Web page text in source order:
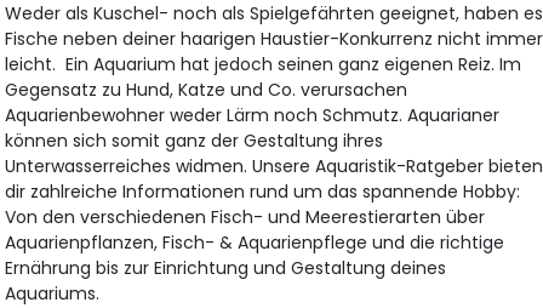
Weder als Kuschel- noch als Spielgefährten geeignet, haben es
Fische neben deiner haarigen Haustier-Konkurrenz nicht immer
leicht. Ein Aquarium hat jedoch seinen ganz eigenen Reiz. Im
Gegensatz zu Hund, Katze und Co. verursachen
Aquarienbewohner weder Lärm noch Schmutz. Aquarianer
können sich somit ganz der Gestaltung ihres
Unterwasserreiches widmen. Unsere Aquaristik-Ratgeber bieten
dir zahlreiche Informationen rund um das spannende Hobby:
Von den verschiedenen Fisch- und Meerestierarten über
Aquarienpflanzen, Fisch- & Aquarienpflege und die richtige
Ernährung bis zur Einrichtung und Gestaltung deines
Aquariums.